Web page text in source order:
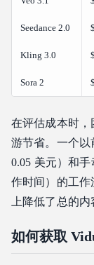
Seedance 2.0
Kling 3.0
Sora 2
在评估成本时
游节省。一个以
0.05 美元）和
作时间）的工
上降低了总的内
如何获取